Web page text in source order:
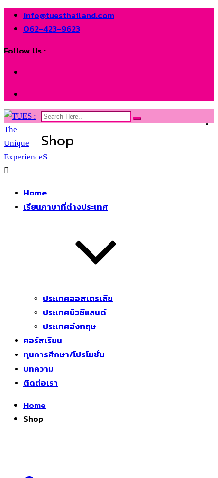
info@tuesthailand.com
062-423-9623
Follow Us :
Home
เรียนภาษาที่ต่างประเทศ
ประเทศออสเตรเลีย
ประเทศนิวซีแลนด์
ประเทศอังกฤษ
คอร์สเรียน
ทุนการศึกษา/โปรโมชั่น
บทความ
ติดต่อเรา
Shop
Home
Shop